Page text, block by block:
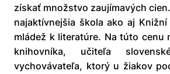
získať množstvo zaujímavých
najaktívnejšia škola ako aj
mládež k literatúre. Na túto cenu
knihovníka, učiteľa
vychovávateľa, ktorý u žiakov